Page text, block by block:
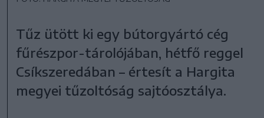
Tűz ütött ki egy bútorgyártó cég
fűrészpor-tárolójában, hétfő reggel
Csíkszeredában – értesít a Hargita
megyei tűzoltóság sajtóosztálya.